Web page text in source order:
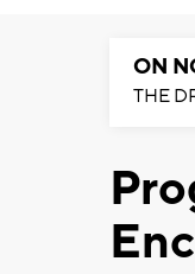
ON
THE